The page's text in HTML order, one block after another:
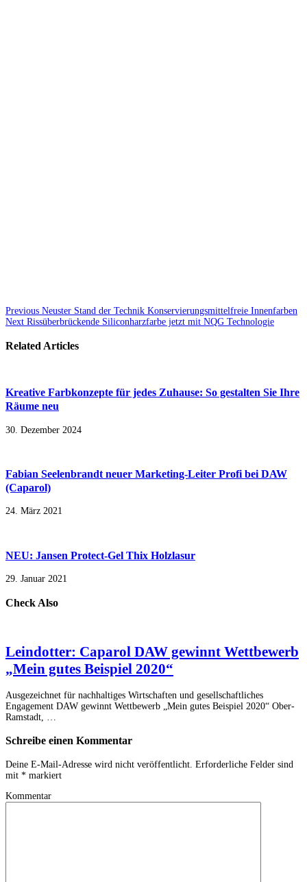
Previous Neuster Stand der Technik Konservierungsmittelfreie Innenfarben
Next Rissüberbrückende Siliconharzfarbe jetzt mit NQG Technologie
Related Articles
Kreative Farbkonzepte für jedes Zuhause: So gestalten Sie Ihre
Räume neu
30. Dezember 2024
Fabian Seelenbrandt neuer Marketing-Leiter Profi bei DAW
(Caparol)
24. März 2021
NEU: Jansen Protect-Gel Thix Holzlasur
29. Januar 2021
Check Also
Leindotter: Caparol DAW gewinnt Wettbewerb
„Mein gutes Beispiel 2020“
Ausgezeichnet für nachhaltiges Wirtschaften und gesellschaftliches
Engagement DAW gewinnt Wettbewerb „Mein gutes Beispiel 2020“ Ober-
Ramstadt, …
Schreibe einen Kommentar
Deine E-Mail-Adresse wird nicht veröffentlicht. Erforderliche Felder sind
mit * markiert
Kommentar